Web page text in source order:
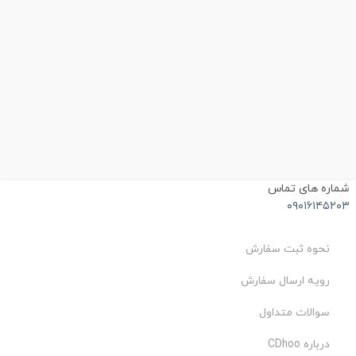
شماره های تماس
۰۹۰۱۶۱۴۵۲۰۳
نحوه ثبت سفارش
رویه ارسال سفارش
سوالات متداول
درباره CDhoo